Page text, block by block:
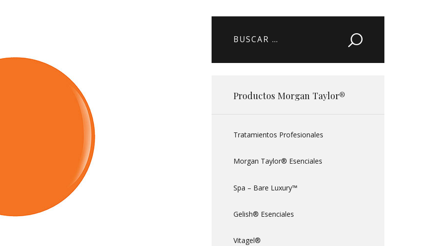
Buscar:
Productos Morgan Taylor®
Tratamientos Profesionales
Morgan Taylor® Esenciales
Spa – Bare Luxury™
Gelish® Esenciales
Vitagel®